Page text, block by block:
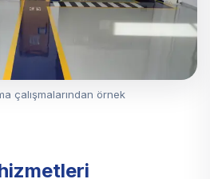
çalışmalarından örnek